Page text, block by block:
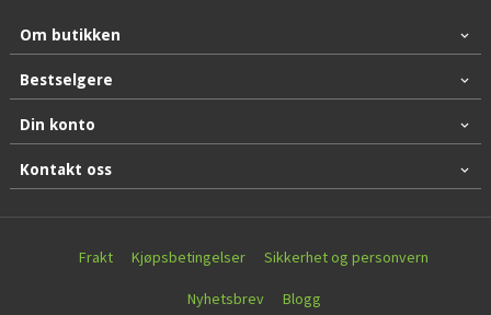
Om butikken
Bestselgere
Din konto
Kontakt oss
Frakt Kjøpsbetingelser Sikkerhet og personvern
Nyhetsbrev Blogg